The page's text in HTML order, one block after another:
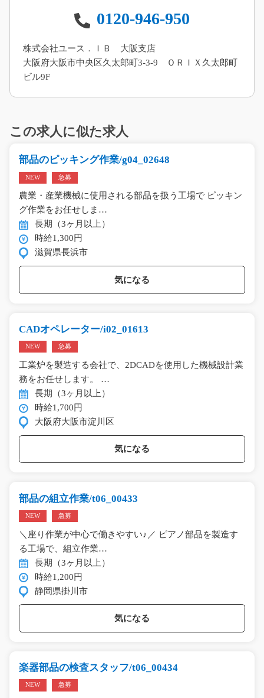
0120-946-950
株式会社ユース．ＩＢ 大阪支店
大阪府大阪市中央区久太郎町3-3-9 ＯＲＩＸ久太郎町
ビル9F
この求人に似た求人
部品のピッキング作業/g04_02648
NEW 急募
農業・産業機械に使用される部品を扱う工場で ピッキン
グ作業をお任せしま…
長期（3ヶ月以上）
時給1,300円
滋賀県長浜市
気になる
CADオペレーター/i02_01613
NEW 急募
工業炉を製造する会社で、2DCADを使用した機械設計業
務をお任せします。 …
長期（3ヶ月以上）
時給1,700円
大阪府大阪市淀川区
気になる
部品の組立作業/t06_00433
NEW 急募
＼座り作業が中心で働きやすい♪／ ピアノ部品を製造す
る工場で、組立作業…
長期（3ヶ月以上）
時給1,200円
静岡県掛川市
気になる
楽器部品の検査スタッフ/t06_00434
NEW 急募